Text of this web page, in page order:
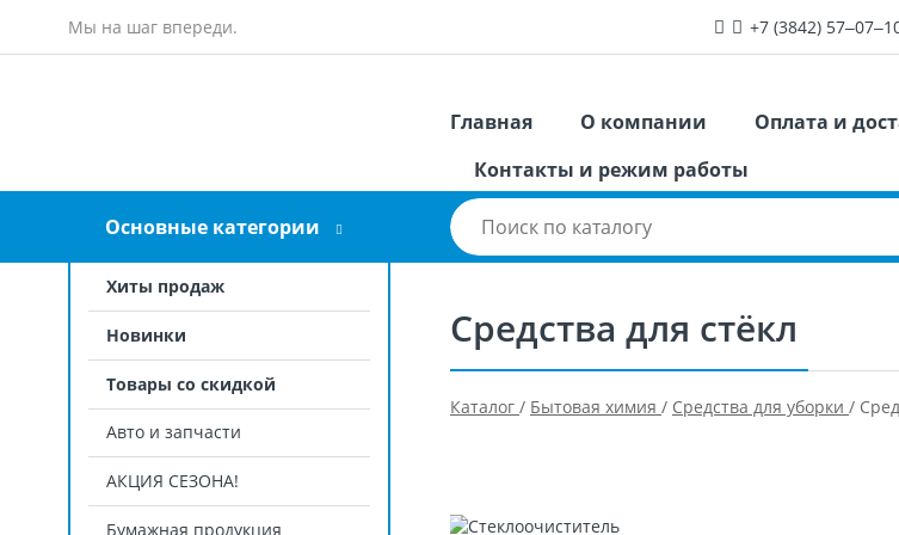
Мы на шаг впереди. +7 (3842)
Главная О компании Оплата и
Контакты и режим работы
Основные категории
Хиты продаж
Новинки
Товары со скидкой
Авто и запчасти
АКЦИЯ СЕЗОНА!
Бумажная продукция
Средства для стёкл
Каталог / Бытовая химия / Средства для уборки /